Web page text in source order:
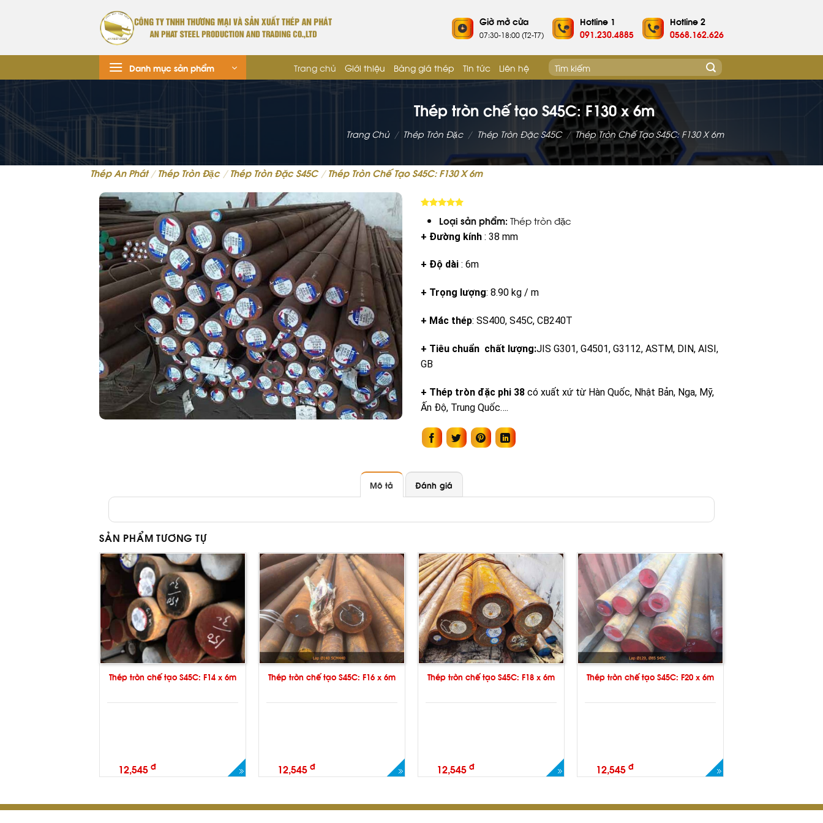
Giờ mở cửa
07:30-18:00 (T2-T7)
Hotline 1
091.230.4885
Hotline 2
0568.162.626
Danh mục sản phẩm Trang chủ Giới thiệu Bảng giá thép Tin tức Liên hệ
Tìm
kiếm:
Thép tròn chế tạo S45C: F130 x 6m
Trang Chủ / Thép Tròn Đặc / Thép Tròn Đặc S45C / Thép Tròn Chế Tạo S45C: F130 X 6m
Thép An Phát / Thép Tròn Đặc / Thép Tròn Đặc S45C / Thép Tròn Chế Tạo S45C: F130 X 6m
trên 5
Loại sản phẩm: Thép tròn đặc
+ Đường kính : 38 mm
+ Độ dài : 6m
+ Trọng lượng: 8.90 kg / m
+ Mác thép: SS400, S45C, CB240T
+ Tiêu chuẩn chất lượng:JIS G301, G4501, G3112, ASTM, DIN, AISI,
GB
+ Thép tròn đặc phi 38 có xuất xứ từ Hàn Quốc, Nhật Bản, Nga, Mỹ,
Ấn Độ, Trung Quốc….
Mô tả Đánh giá
SẢN PHẨM TƯƠNG TỰ
Thép tròn chế tạo S45C: F14 x 6m
12,545 đ
Thép tròn chế tạo S45C: F16 x 6m
12,545 đ
Thép tròn chế tạo S45C: F18 x 6m
12,545 đ
Thép tròn chế tạo S45C: F20 x 6m
12,545 đ